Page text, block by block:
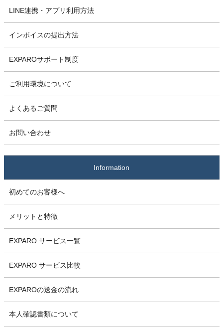
LINE連携・アプリ利用方法
インボイスの提出方法
EXPAROサポート制度
ご利用環境について
よくあるご質問
お問い合わせ
Information
初めてのお客様へ
メリットと特徴
EXPARO サービス一覧
EXPARO サービス比較
EXPAROの送金の流れ
本人確認書類について